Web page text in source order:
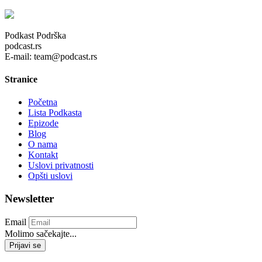
Podkast Podrška
podcast.rs
E-mail: team@podcast.rs
Stranice
Početna
Lista Podkasta
Epizode
Blog
O nama
Kontakt
Uslovi privatnosti
Opšti uslovi
Newsletter
Email
Molimo sačekajte...
Prijavi se